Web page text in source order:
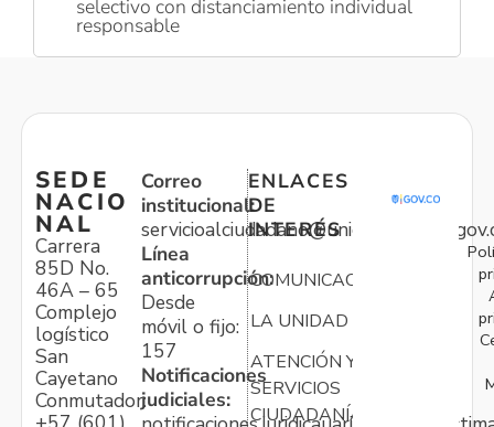
selectivo con distanciamiento individual
responsable
SEDE
NACIO
NAL
Carrera
85D No.
46A – 65
Complejo
logístico
San
Cayetano
Conmutador:
Correo
institucional:
Línea
anticorrupción:
Desde
móvil o fijo:
157
Notificaciones
judiciales:
ENLACES
DE
INTERÉS
COMUNICACIONES
LA UNIDAD
ATENCIÓN Y
SERVICIOS
CIUDADANÍA